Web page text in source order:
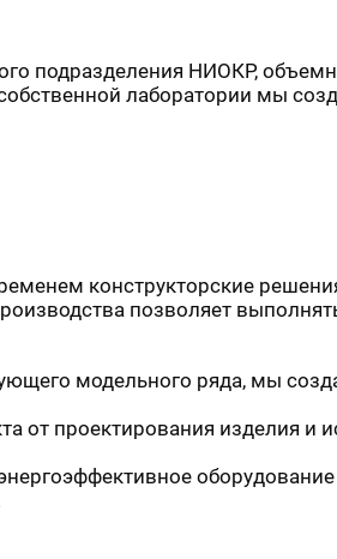
подразделения НИОКР,
лаборатории мы
конструкторские
позволяет
модельного ряда, мы
от проектирования изделия и
оборудование